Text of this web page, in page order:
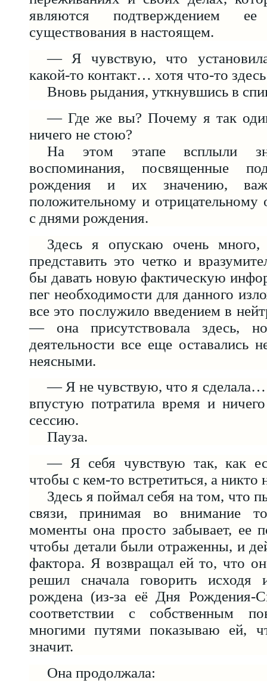
являются подтверждением
существования в настоящем.
— Я чувствую, что
какой-то контакт… хотя что-то
Вновь рыдания, уткнувшись в
— Где же вы? Почему я так
ничего не стою?
На этом этапе всплыли
воспоминания, посвященные
рождения и их значению,
положительному и отрицательному
с днями рождения.
Здесь я опускаю очень много,
представить это четко и
бы давать новую фактическую
пег необходимости для данного
все это послужило введением в
— она присутствовала здесь,
деятельности все еще оставались
неясными.
— Я не чувствую, что я
впустую потратила время и
сессию.
Пауза.
— Я себя чувствую так, как
чтобы с кем-то встретиться, а никто
Здесь я поймал себя на том, что
связи, принимая во внимание
моменты она просто забывает, ее
чтобы детали были отраженны, и
фактора. Я возвращал ей то, что
решил сначала говорить
рождена (из-за её Дня Рождения-
соответствии с собственным
многими путями показываю ей,
значит.
Она продолжала: